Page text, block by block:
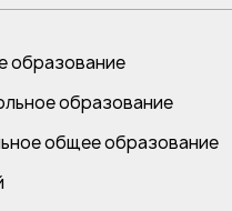
образование
образование
общее образование